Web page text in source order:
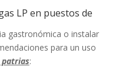
LP en puestos de
gastronómica o instalar
para un uso
patrias: